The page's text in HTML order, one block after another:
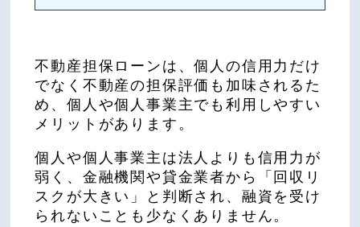
不動産担保ローンは、個人の信用力だけ
でなく不動産の担保評価も加味されるた
め、個人や個人事業主でも利用しやすい
メリットがあります。
個人や個人事業主は法人よりも信用力が
弱く、金融機関や貸金業者から「回収リ
スクが大きい」と判断され、融資を受け
られないことも少なくありません。